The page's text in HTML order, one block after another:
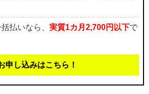
払いなら、 実質1カ月2,700円以下で
申し込みはこちら！